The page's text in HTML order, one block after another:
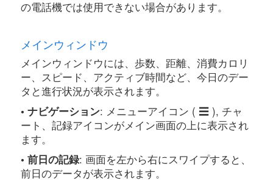
の電話機では使用できない場合があります。
メインウィンドウ
メインウィンドウには、歩数、距離、消費カロリ
ー、スピード、アクティブ時間など、今日のデー
タと進行状況が表示されます。
• ナビゲーション: メニューアイコン ( ☰ ), チャ
ート、記録アイコンがメイン画面の上に表示され
ます。
• 前日の記録: 画面を左から右にスワイプすると、
前日のデータが表示されます。